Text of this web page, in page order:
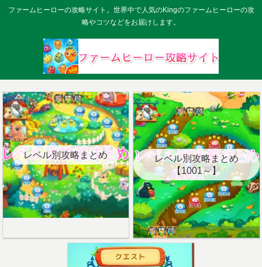
ファームヒーローの攻略サイト。世界中で人気のKingのファームヒーローの攻
略やコツなどをお届けします。
レベル別攻略まとめ
レベル別攻略まとめ
【1001～】